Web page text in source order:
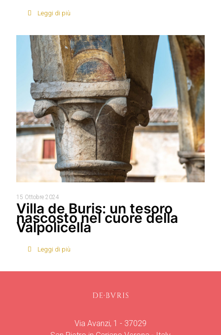
Leggi di più
15 Ottobre 2024
Villa de Buris: un tesoro
nascosto nel cuore della
Valpolicella
Leggi di più
Via Avanzi, 1 - 37029